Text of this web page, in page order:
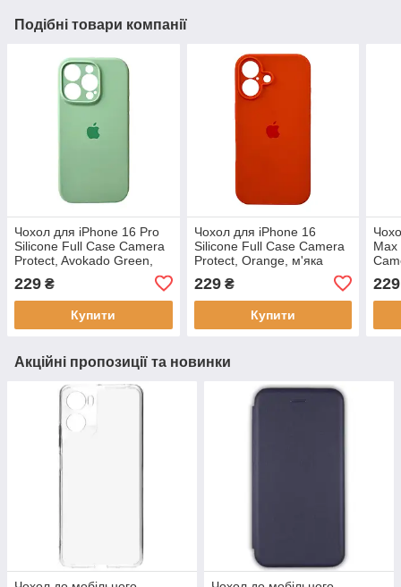
Подібні товари компанії
Чохол для iPhone 16 Pro
Silicone Full Case Camera
Protect, Avokado Green,
мікрофібри
229 ₴
Купити
Чохол для iPhone 16
Silicone Full Case Camera
Protect, Orange, м'яка
захист 360°
229₴
Купити
Max
229
Акційні пропозиції та новинки